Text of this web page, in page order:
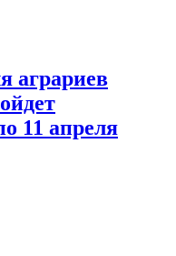
аграриев
11 апреля